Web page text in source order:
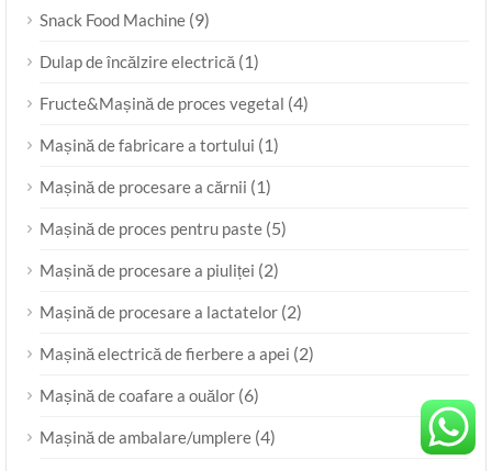
Snack Food Machine (9)
Dulap de încălzire electrică (1)
Fructe&Mașină de proces vegetal (4)
Mașină de fabricare a tortului (1)
Mașină de procesare a cărnii (1)
Mașină de proces pentru paste (5)
Mașină de procesare a piuliței (2)
Mașină de procesare a lactatelor (2)
Mașină electrică de fierbere a apei (2)
Mașină de coafare a ouălor (6)
Mașină de ambalare/umplere (4)